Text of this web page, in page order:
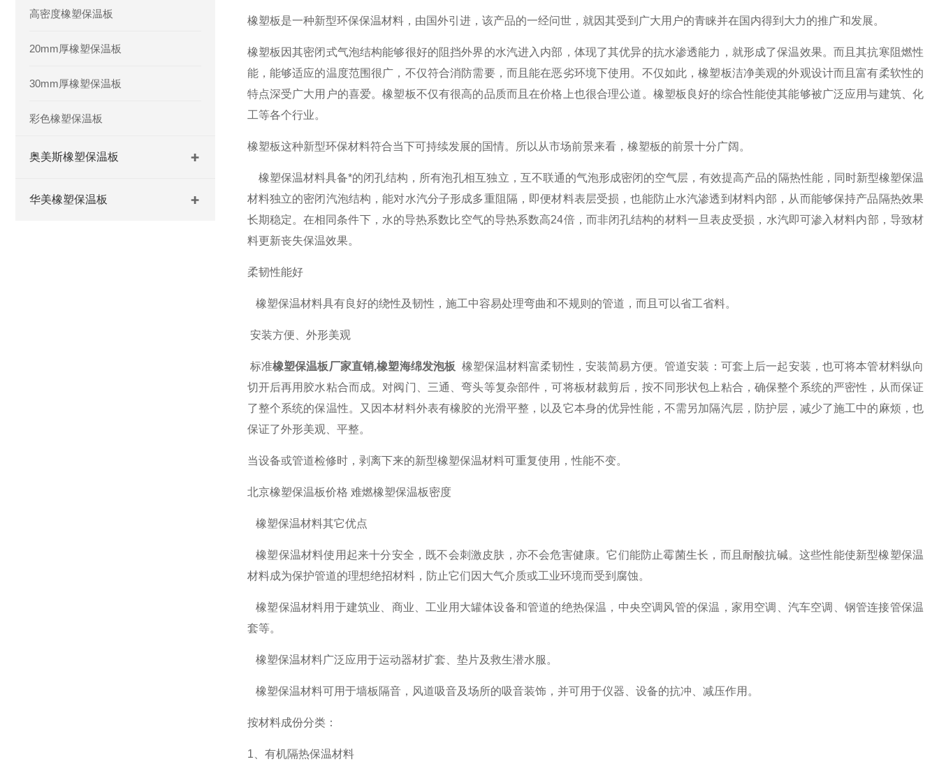
高密度橡塑保温板
20mm厚橡塑保温板
30mm厚橡塑保温板
彩色橡塑保温板
奥美斯橡塑保温板
华美橡塑保温板
橡塑板是一种新型环保保温材料，由国外引进，该产品的一经问世，就因其受到广大用户的青睐并在国内得到大力的推广和发展。
橡塑板因其密闭式气泡结构能够很好的阻挡外界的水汽进入内部，体现了其优异的抗水渗透能力，就形成了保温效果。而且其抗寒阻燃性
能，能够适应的温度范围很广，不仅符合消防需要，而且能在恶劣环境下使用。不仅如此，橡塑板洁净美观的外观设计而且富有柔软性的
特点深受广大用户的喜爱。橡塑板不仅有很高的品质而且在价格上也很合理公道。橡塑板良好的综合性能使其能够被广泛应用与建筑、化
工等各个行业。
橡塑板这种新型环保材料符合当下可持续发展的国情。所以从市场前景来看，橡塑板的前景十分广阔。
橡塑保温材料具备*的闭孔结构，所有泡孔相互独立，互不联通的气泡形成密闭的空气层，有效提高产品的隔热性能，同时新型橡塑保温
材料独立的密闭汽泡结构，能对水汽分子形成多重阻隔，即便材料表层受损，也能防止水汽渗透到材料内部，从而能够保持产品隔热效果
长期稳定。在相同条件下，水的导热系数比空气的导热系数高24倍，而非闭孔结构的材料一旦表皮受损，水汽即可渗入材料内部，导致材
料更新丧失保温效果。
柔韧性能好
橡塑保温材料具有良好的绕性及韧性，施工中容易处理弯曲和不规则的管道，而且可以省工省料。
安装方便、外形美观
标准橡塑保温板厂家直销,橡塑海绵发泡板 橡塑保温材料富柔韧性，安装简易方便。管道安装：可套上后一起安装，也可将本管材料纵向
切开后再用胶水粘合而成。对阀门、三通、弯头等复杂部件，可将板材裁剪后，按不同形状包上粘合，确保整个系统的严密性，从而保证
了整个系统的保温性。又因本材料外表有橡胶的光滑平整，以及它本身的优异性能，不需另加隔汽层，防护层，减少了施工中的麻烦，也
保证了外形美观、平整。
当设备或管道检修时，剥离下来的新型橡塑保温材料可重复使用，性能不变。
北京橡塑保温板价格 难燃橡塑保温板密度
橡塑保温材料其它优点
橡塑保温材料使用起来十分安全，既不会刺激皮肤，亦不会危害健康。它们能防止霉菌生长，而且耐酸抗碱。这些性能使新型橡塑保温
材料成为保护管道的理想绝招材料，防止它们因大气介质或工业环境而受到腐蚀。
橡塑保温材料用于建筑业、商业、工业用大罐体设备和管道的绝热保温，中央空调风管的保温，家用空调、汽车空调、钢管连接管保温
套等。
橡塑保温材料广泛应用于运动器材扩套、垫片及救生潜水服。
橡塑保温材料可用于墙板隔音，风道吸音及场所的吸音装饰，并可用于仪器、设备的抗冲、减压作用。
按材料成份分类：
1、有机隔热保温材料